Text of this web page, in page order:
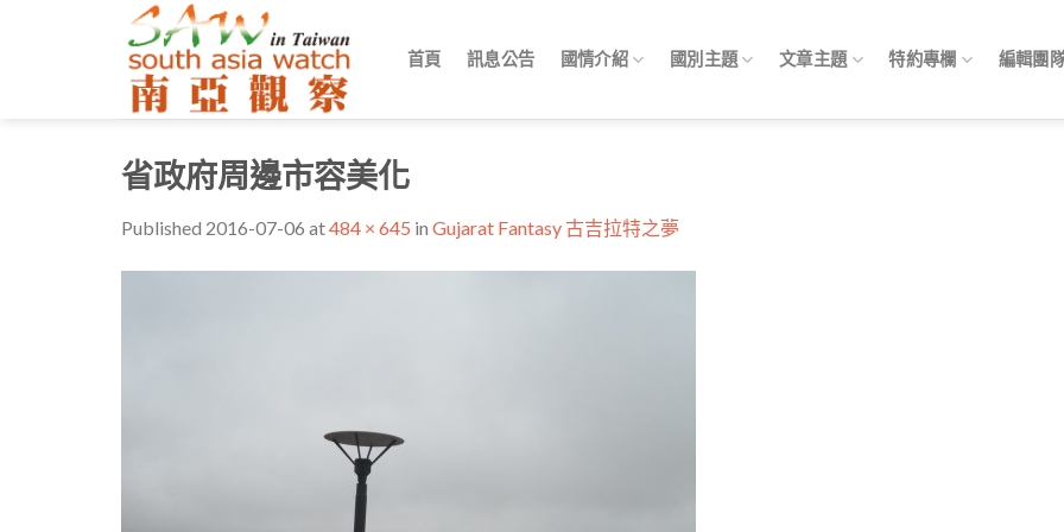
首頁 訊息公告 國情介紹 國別主題 文章主題 特約專欄 編輯團
省政府周邊市容美化
Published 2016-07-06 at484 × 645 in Gujarat Fantasy 古吉拉特之夢